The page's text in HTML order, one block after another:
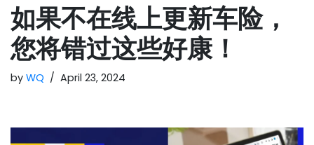
如果不在线上更新车险，
您将错过这些好康！
by WQ April 23, 2024